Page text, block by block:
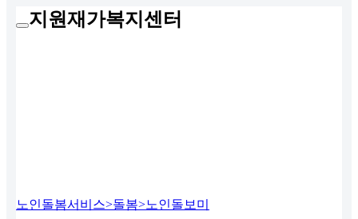
지원재가복지센터
노인돌봄서비스>돌봄>노인돌보미